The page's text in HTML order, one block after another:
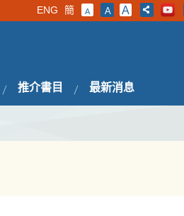
ENG 簡 A A A
推介書目 最新消息